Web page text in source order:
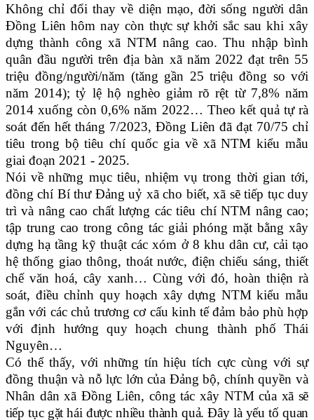
Không chỉ đổi thay về diện mạo, đời sống người dân
Đồng Liên hôm nay còn thực sự khởi sắc sau khi xây
dựng thành công xã NTM nâng cao. Thu nhập bình
quân đầu người trên địa bàn xã năm 2022 đạt trên 55
triệu đồng/người/năm (tăng gần 25 triệu đồng so với
năm 2014); tỷ lệ hộ nghèo giảm rõ rệt từ 7,8% năm
2014 xuống còn 0,6% năm 2022… Theo kết quả tự rà
soát đến hết tháng 7/2023, Đồng Liên đã đạt 70/75 chỉ
tiêu trong bộ tiêu chí quốc gia về xã NTM kiểu mẫu
giai đoạn 2021 - 2025.
Nói về những mục tiêu, nhiệm vụ trong thời gian tới,
đồng chí Bí thư Đảng uỷ xã cho biết, xã sẽ tiếp tục duy
trì và nâng cao chất lượng các tiêu chí NTM nâng cao;
tập trung cao trong công tác giải phóng mặt bằng xây
dựng hạ tầng kỹ thuật các xóm ở 8 khu dân cư, cải tạo
hệ thống giao thông, thoát nước, điện chiếu sáng, thiết
chế văn hoá, cây xanh… Cùng với đó, hoàn thiện rà
soát, điều chỉnh quy hoạch xây dựng NTM kiểu mẫu
gắn với các chủ trương cơ cấu kinh tế đảm bảo phù hợp
với định hướng quy hoạch chung thành phố Thái
Nguyên…
Có thể thấy, với những tín hiệu tích cực cùng với sự
đồng thuận và nỗ lực lớn của Đảng bộ, chính quyền và
Nhân dân xã Đồng Liên, công tác xây NTM của xã sẽ
tiếp tục gặt hái được nhiều thành quả. Đây là yếu tố quan